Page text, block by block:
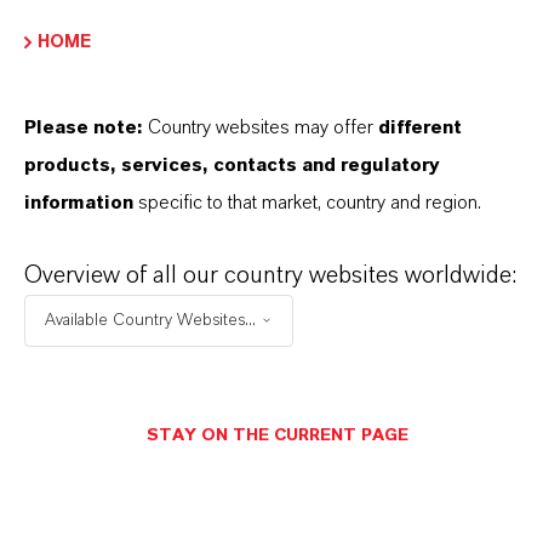
Dr. Nadine Gottlieb PhD
Köln
+49 221 8885 1409
HOME
Please note: Country websites may offer different
products, services, contacts and regulatory
information specific to that market, country and region.
Overview of all our country websites worldwide:
Available Country Websites...
STAY ON THE CURRENT PAGE